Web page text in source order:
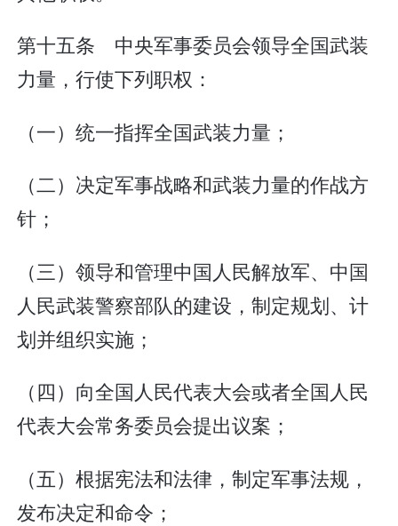
第十五条 中央军事委员会领导全国武装
力量，行使下列职权：
（一）统一指挥全国武装力量；
（二）决定军事战略和武装力量的作战方
针；
（三）领导和管理中国人民解放军、中国
人民武装警察部队的建设，制定规划、计
划并组织实施；
（四）向全国人民代表大会或者全国人民
代表大会常务委员会提出议案；
（五）根据宪法和法律，制定军事法规，
发布决定和命令；